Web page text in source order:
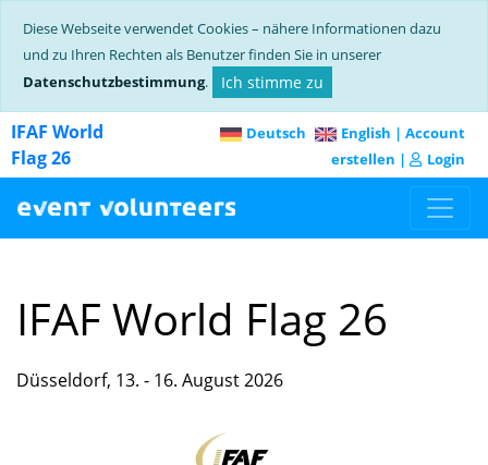
Diese Webseite verwendet Cookies – nähere Informationen dazu
und zu Ihren Rechten als Benutzer finden Sie in unserer
Datenschutzbestimmung. Ich stimme zu
IFAF World
Flag 26
Deutsch English | Account
erstellen | Login
IFAF World Flag 26
Düsseldorf, 13. - 16. August 2026